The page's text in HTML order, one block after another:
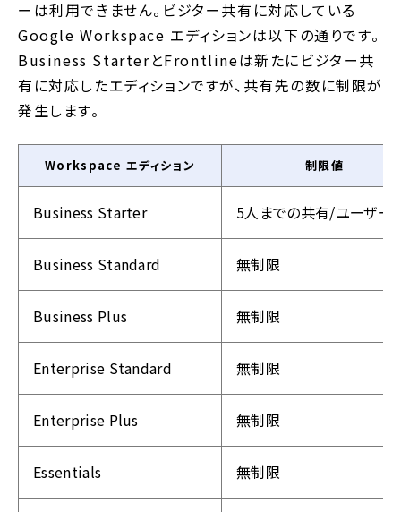
ーは利用できません。ビジター共有に対応している
Google Workspace エディションは以下の通りです。
Business StarterとFrontlineは新たにビジター共
有に対応したエディションですが、共有先の数に制限が
発生します。
Workspace エディション 制限値
Business Starter 5人までの共有/ユーザー
Business Standard 無制限
Business Plus 無制限
Enterprise Standard 無制限
Enterprise Plus 無制限
Essentials 無制限